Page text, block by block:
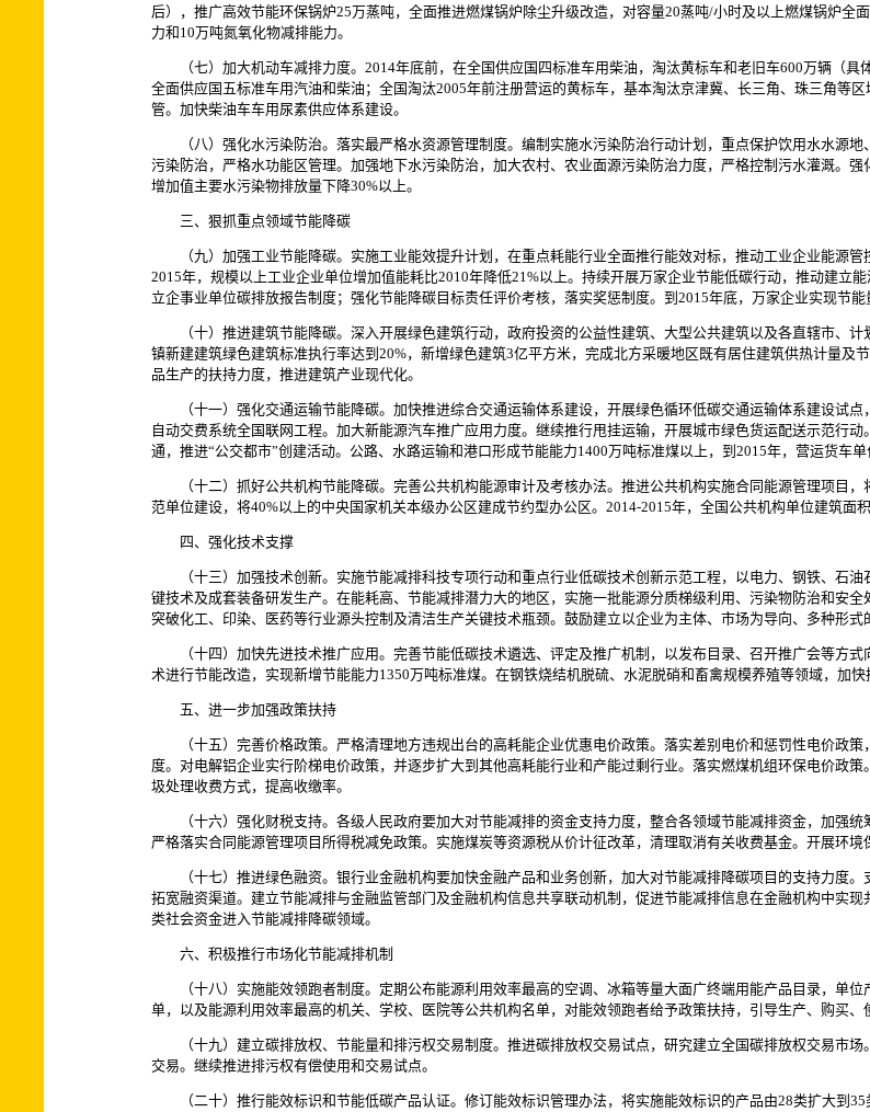
后），推广高效节能环保锅炉25万蒸吨，全面推进燃煤锅炉除尘升级改造，对容量20蒸吨/小时及以上燃煤锅炉全
力和10万吨氮氧化物减排能力。
（七）加大机动车减排力度。2014年底前，在全国供应国四标准车用柴油，淘汰黄标车和老旧车600万辆（具
全面供应国五标准车用汽油和柴油；全国淘汰2005年前注册营运的黄标车，基本淘汰京津冀、长三角、珠三角等
管。加快柴油车车用尿素供应体系建设。
（八）强化水污染防治。落实最严格水资源管理制度。编制实施水污染防治行动计划，重点保护饮用水水源地
污染防治，严格水功能区管理。加强地下水污染防治，加大农村、农业面源污染防治力度，严格控制污水灌溉。
增加值主要水污染物排放量下降30%以上。
三、狠抓重点领域节能降碳
（九）加强工业节能降碳。实施工业能效提升计划，在重点耗能行业全面推行能效对标，推动工业企业能源管
2015年，规模以上工业企业单位增加值能耗比2010年降低21%以上。持续开展万家企业节能低碳行动，推动建立
立企事业单位碳排放报告制度；强化节能降碳目标责任评价考核，落实奖惩制度。到2015年底，万家企业实现节能
（十）推进建筑节能降碳。深入开展绿色建筑行动，政府投资的公益性建筑、大型公共建筑以及各直辖市、计
镇新建建筑绿色建筑标准执行率达到20%，新增绿色建筑3亿平方米，完成北方采暖地区既有居住建筑供热计量及
品生产的扶持力度，推进建筑产业现代化。
（十一）强化交通运输节能降碳。加快推进综合交通运输体系建设，开展绿色循环低碳交通运输体系建设试点
自动交费系统全国联网工程。加大新能源汽车推广应用力度。继续推行甩挂运输，开展城市绿色货运配送示范行
通，推进“公交都市”创建活动。公路、水路运输和港口形成节能能力1400万吨标准煤以上，到2015年，营运货车单
（十二）抓好公共机构节能降碳。完善公共机构能源审计及考核办法。推进公共机构实施合同能源管理项目，
范单位建设，将40%以上的中央国家机关本级办公区建成节约型办公区。2014-2015年，全国公共机构单位建筑面
四、强化技术支撑
（十三）加强技术创新。实施节能减排科技专项行动和重点行业低碳技术创新示范工程，以电力、钢铁、石油
键技术及成套装备研发生产。在能耗高、节能减排潜力大的地区，实施一批能源分质梯级利用、污染物防治和安
突破化工、印染、医药等行业源头控制及清洁生产关键技术瓶颈。鼓励建立以企业为主体、市场为导向、多种形式
（十四）加快先进技术推广应用。完善节能低碳技术遴选、评定及推广机制，以发布目录、召开推广会等方式
术进行节能改造，实现新增节能能力1350万吨标准煤。在钢铁烧结机脱硫、水泥脱硝和畜禽规模养殖等领域，加
五、进一步加强政策扶持
（十五）完善价格政策。严格清理地方违规出台的高耗能企业优惠电价政策。落实差别电价和惩罚性电价政策
度。对电解铝企业实行阶梯电价政策，并逐步扩大到其他高耗能行业和产能过剩行业。落实燃煤机组环保电价政
圾处理收费方式，提高收缴率。
（十六）强化财税支持。各级人民政府要加大对节能减排的资金支持力度，整合各领域节能减排资金，加强统
严格落实合同能源管理项目所得税减免政策。实施煤炭等资源税从价计征改革，清理取消有关收费基金。开展环境
（十七）推进绿色融资。银行业金融机构要加快金融产品和业务创新，加大对节能减排降碳项目的支持力度。
拓宽融资渠道。建立节能减排与金融监管部门及金融机构信息共享联动机制，促进节能减排信息在金融机构中实
类社会资金进入节能减排降碳领域。
六、积极推行市场化节能减排机制
（十八）实施能效领跑者制度。定期公布能源利用效率最高的空调、冰箱等量大面广终端用能产品目录，单位
单，以及能源利用效率最高的机关、学校、医院等公共机构名单，对能效领跑者给予政策扶持，引导生产、购买
（十九）建立碳排放权、节能量和排污权交易制度。推进碳排放权交易试点，研究建立全国碳排放权交易市场
交易。继续推进排污权有偿使用和交易试点。
（二十）推行能效标识和节能低碳产品认证。修订能效标识管理办法，将实施能效标识的产品由28类扩大到